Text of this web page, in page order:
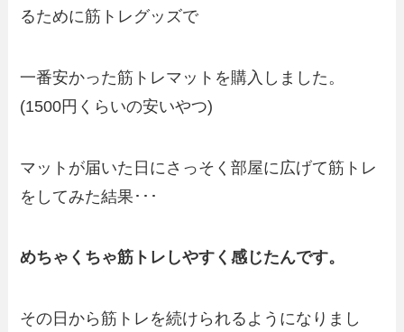
るために筋トレグッズで
一番安かった筋トレマットを購入しました。
(1500円くらいの安いやつ)
マットが届いた日にさっそく部屋に広げて筋トレ
をしてみた結果･･･
めちゃくちゃ筋トレしやすく感じたんです。
その日から筋トレを続けられるようになりまし